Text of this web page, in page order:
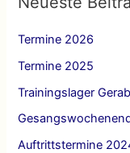
n
a
c
h
Termine 2026
Termine 2025
Trainingslager
Auftrittstermine